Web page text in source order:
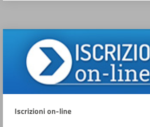
Iscrizioni on-line